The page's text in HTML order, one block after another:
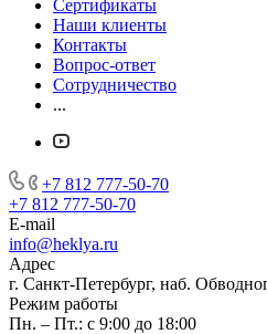
Сертификаты
Наши клиенты
Контакты
Вопрос-ответ
Сотрудничество
...
+7 812 777-50-70
+7 812 777-50-70
E-mail
info@heklya.ru
Адрес
г. Санкт-Петербург, наб.
Режим работы
Пн. – Пт.: с 9:00 до 18:00